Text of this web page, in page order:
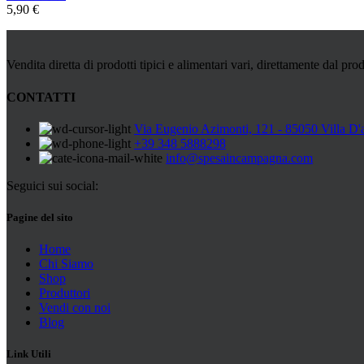
5,90 €
Vendita diretta di prodotti tipici e alimentari vari, direttamente dal
CONTATTI
Via Eugenio Azimonti, 121 - 85050 Villa
+39 348 5888298
info@spesaincampagna.com
Seguici sui social:
Pagine del sito
Home
Chi Siamo
Shop
Produttori
Vendi con noi
Blog
Link Utili